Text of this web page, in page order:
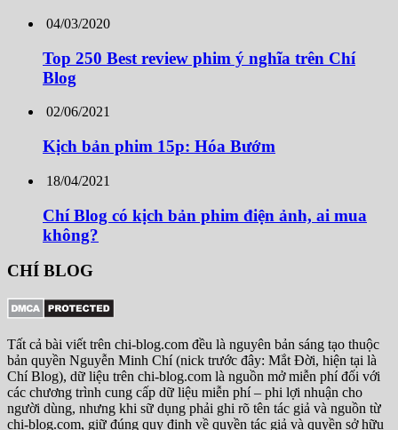
04/03/2020
Top 250 Best review phim ý nghĩa trên Chí
Blog
02/06/2021
Kịch bản phim 15p: Hóa Bướm
18/04/2021
Chí Blog có kịch bản phim điện ảnh, ai mua
không?
CHÍ BLOG
Tất cả bài viết trên chi-blog.com đều là nguyên bản sáng tạo thuộc
bản quyền Nguyễn Minh Chí (nick trước đây: Mắt Đời, hiện tại là
Chí Blog), dữ liệu trên chi-blog.com là nguồn mở miễn phí đối với
các chương trình cung cấp dữ liệu miễn phí – phi lợi nhuận cho
người dùng, nhưng khi sữ dụng phải ghi rõ tên tác giả và nguồn từ
chi-blog.com, giữ đúng quy định về quyền tác giả và quyền sở hữu